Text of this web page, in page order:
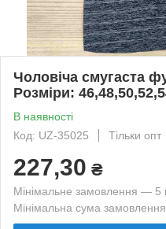
Чоловіча смугаста
Розміри:
В наявності
Код: UZ-35025
Тільки опт
227,30 ₴
Мінімальне замовлення — 5
Мінімальна сума